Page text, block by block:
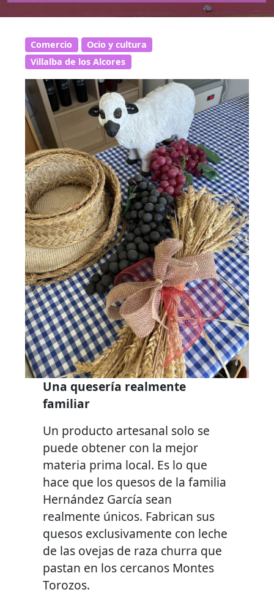
Comercio
Ocio y cultura
Villalba de los Alcores
Una quesería realmente
familiar
Un producto artesanal solo se
puede obtener con la mejor
materia prima local. Es lo que
hace que los quesos de la familia
Hernández García sean
realmente únicos. Fabrican sus
quesos exclusivamente con leche
de las ovejas de raza churra que
pastan en los cercanos Montes
Torozos.